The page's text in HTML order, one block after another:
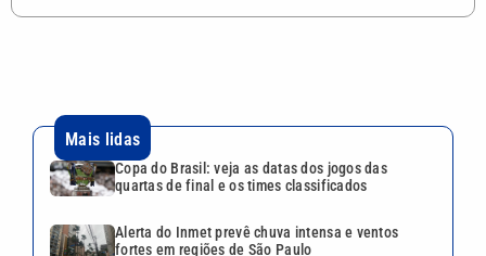
Mais lidas
Copa do Brasil: veja as datas dos jogos das
quartas de final e os times classificados
Alerta do Inmet prevê chuva intensa e ventos
fortes em regiões de São Paulo